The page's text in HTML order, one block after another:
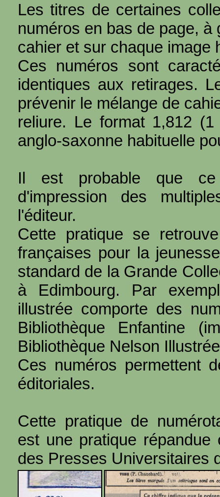
Les titres de certaines
numéros en bas de page,
cahier et sur chaque image
Ces numéros sont
identiques aux retirages.
prévenir le mélange de
reliure. Le format 1,812
anglo-saxonne habituelle
Il est probable que
d'impression des
l'éditeur.
Cette pratique se
françaises pour la
standard de la Grande
à Edimbourg. Par
illustrée comporte des
Bibliothèque Enfantine
Bibliothèque Nelson
Ces numéros permettent
éditoriales.
Cette pratique de
est une pratique répandue
des Presses Universitaires